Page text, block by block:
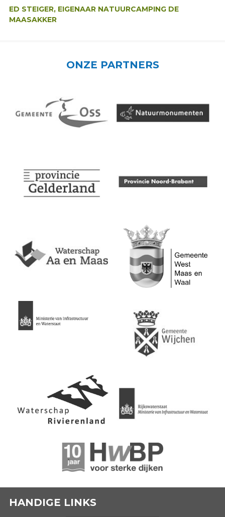
ED STEIGER, EIGENAAR NATUURCAMPING DE
MAASAKKER
ONZE PARTNERS
HANDIGE LINKS